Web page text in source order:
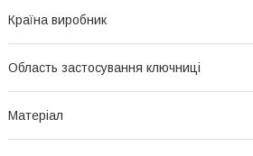
Країна виробник
Область застосування ключниці
Матеріал